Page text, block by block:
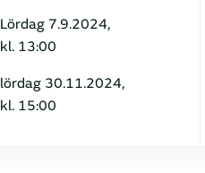
Lördag 7.9.2024,
kl. 13:00
lördag 30.11.2024,
kl. 15:00